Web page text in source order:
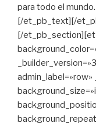
para todo el mundo.
[/et_pb_text][/
[/
admin_label=»row»